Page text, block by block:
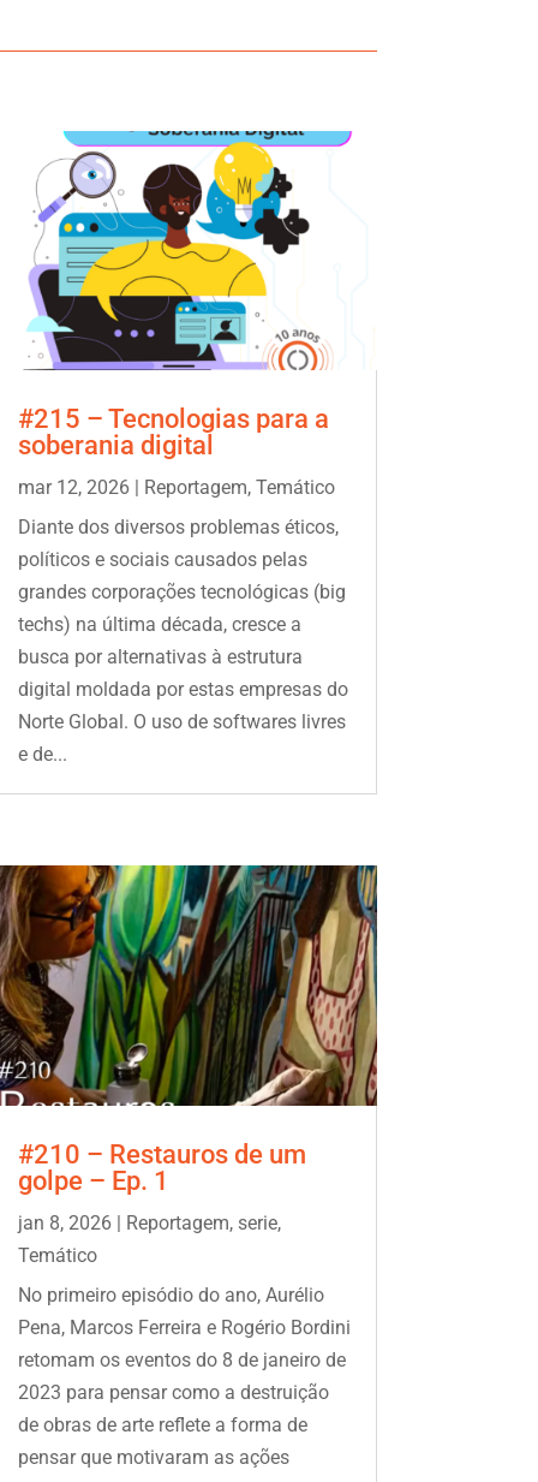
#215 – Tecnologias para a
soberania digital
mar 12, 2026| Reportagem, Temático
Diante dos diversos problemas éticos,
políticos e sociais causados pelas
grandes corporações tecnológicas (big
techs) na última década, cresce a
busca por alternativas à estrutura
digital moldada por estas empresas do
Norte Global. O uso de softwares livres
e de...
#210 – Restauros de um
golpe – Ep. 1
jan 8, 2026| Reportagem, serie,
Temático
No primeiro episódio do ano, Aurélio
Pena, Marcos Ferreira e Rogério Bordini
retomam os eventos do 8 de janeiro de
2023 para pensar como a destruição
de obras de arte reflete a forma de
pensar que motivaram as ações